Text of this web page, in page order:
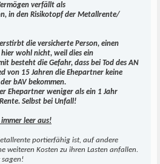
verfällt als
in den Risikotopf der Metallrente/
die versicherte Person, einen
wohl nicht, weil dies ein
besteht die Gefahr, dass bei Tod des AN
von 15 Jahren die Ehepartner keine
bAV bekommen.
Ehepartner weniger als ein 1 Jahr
Selbst bei Unfall!
leer aus!
portierfähig ist, auf andere
weiteren Kosten zu ihren Lasten anfallen.
sagen!